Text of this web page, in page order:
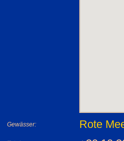
Gewässer: Rote